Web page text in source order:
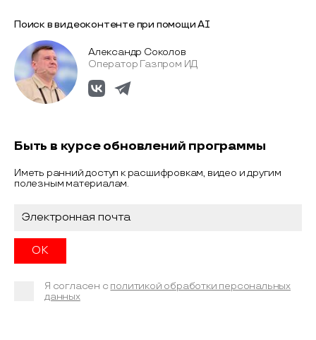
Поиск в видеоконтенте при помощи AI
Александр Соколов
Оператор Газпром ИД
Быть в курсе обновлений программы
Иметь ранний доступ к расшифровкам, видео и другим
полезным материалам.
Я согласен с политикой обработки персональных
данных